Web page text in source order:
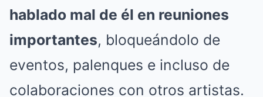
hablado mal de él en reuniones
importantes, bloqueándolo de
eventos, palenques e incluso de
colaboraciones con otros artistas.